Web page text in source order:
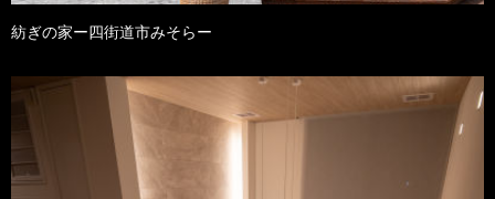
紡ぎの家ー四街道市みそらー